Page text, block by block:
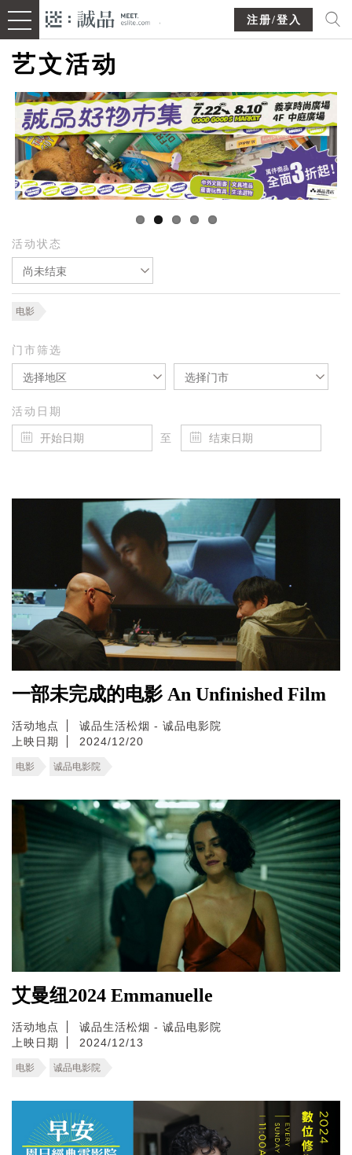
注册/登入
艺文活动
活动状态
尚未结束
电影
门市筛选
选择地区 选择门市
活动日期
至
一部未完成的电影 An Unfinished Film
活动地点
诚品生活松烟 - 诚品电影院
上映日期
2024/12/20
电影 诚品电影院
艾曼纽2024 Emmanuelle
活动地点
诚品生活松烟 - 诚品电影院
上映日期
2024/12/13
电影 诚品电影院